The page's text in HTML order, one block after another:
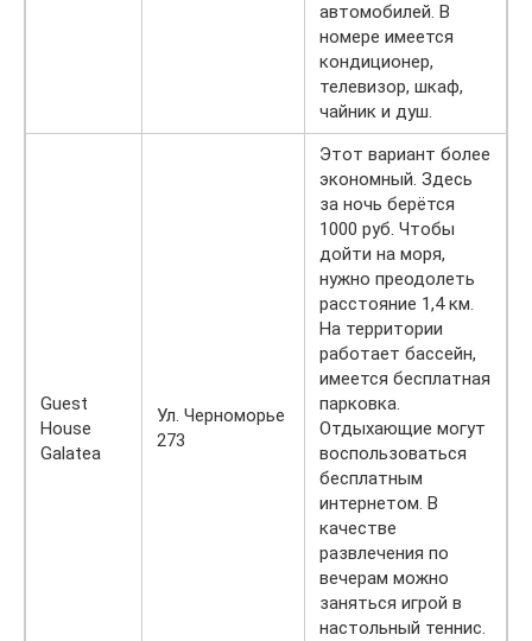
автомобилей. В
номере имеется
кондиционер,
телевизор, шкаф,
чайник и душ.
Guest
House
Galatea
Ул. Черноморье
273
Этот вариант более
экономный. Здесь
за ночь берётся
1000 руб. Чтобы
дойти на моря,
нужно преодолеть
расстояние 1,4 км.
На территории
работает бассейн,
имеется бесплатная
парковка.
Отдыхающие могут
воспользоваться
бесплатным
интернетом. В
качестве
развлечения по
вечерам можно
заняться игрой в
настольный теннис.